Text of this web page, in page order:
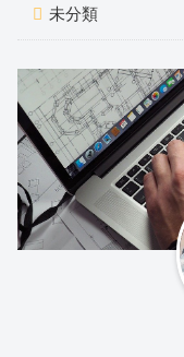
未分類